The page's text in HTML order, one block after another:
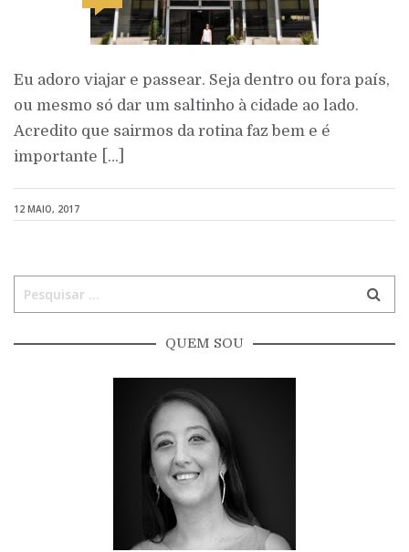
Eu adoro viajar e passear. Seja dentro ou fora país,
ou mesmo só dar um saltinho à cidade ao lado.
Acredito que sairmos da rotina faz bem e é
importante […]
12 MAIO, 2017
QUEM SOU